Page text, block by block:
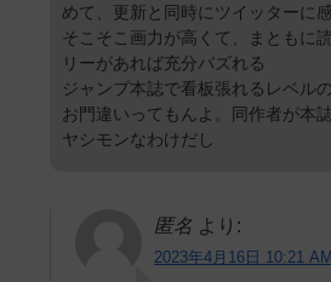
めて、更新と同時にツイッターに
そこそこ画力が高くて、まともに
リーがあれば充分バズれる
ジャンプ本誌で看板張れるレベル
お門違いってもんよ。同作者が本
ヤシモンなわけだし
匿名 より:
2023年4月16日 10:21 AM